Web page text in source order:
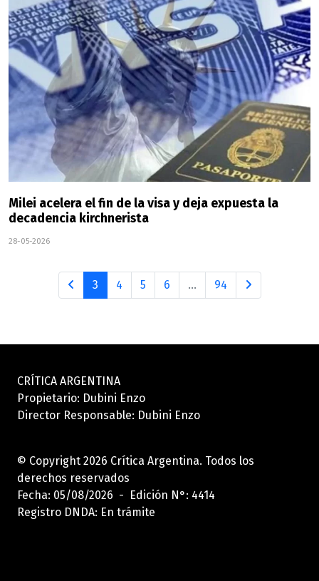
Milei acelera el fin de la visa y deja expuesta la
decadencia kirchnerista
28-05-2026
3 4 5 6 ... 94
CRÍTICA ARGENTINA
Propietario: Dubini Enzo
Director Responsable: Dubini Enzo
© Copyright 2026 Crítica Argentina. Todos los
derechos reservados
Fecha: 05/08/2026 - Edición N°: 4414
Registro DNDA: En trámite